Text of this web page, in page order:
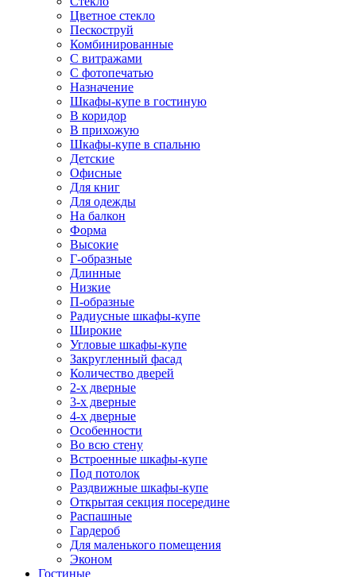
Цветное стекло
Пескоструй
Комбинированные
С витражами
С фотопечатью
Назначение
Шкафы-купе в гостиную
В коридор
В прихожую
Шкафы-купе в спальню
Детские
Офисные
Для книг
Для одежды
На балкон
Форма
Высокие
Г-образные
Длинные
Низкие
П-образные
Радиусные шкафы-купе
Широкие
Угловые шкафы-купе
Закругленный фасад
Количество дверей
2-х дверные
3-х дверные
4-х дверные
Особенности
Во всю стену
Встроенные шкафы-купе
Под потолок
Раздвижные шкафы-купе
Открытая секция посередине
Распашные
Гардероб
Для маленького помещения
Эконом
Гостиные